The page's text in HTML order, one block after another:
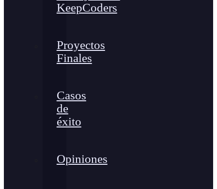
KeepCoders
Proyectos
Finales
Casos
de
éxito
Opiniones